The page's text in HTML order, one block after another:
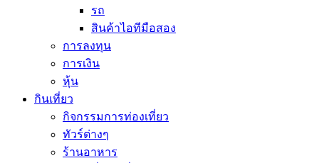
รถ
สินค้าไอทีมือสอง
การลงทุน
การเงิน
หุ้น
กินเที่ยว
กิจกรรมการท่องเที่ยว
ทัวร์ต่างๆ
ร้านอาหาร